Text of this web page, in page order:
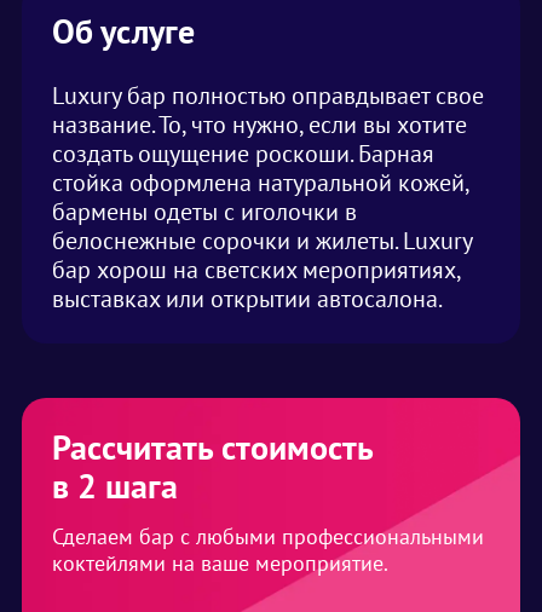
Об услуге
Luxury бар полностью оправдывает свое
название. То, что нужно, если вы хотите
создать ощущение роскоши. Барная
стойка оформлена натуральной кожей,
бармены одеты с иголочки в
белоснежные сорочки и жилеты. Luxury
бар хорош на светских мероприятиях,
выставках или открытии автосалона.
Рассчитать стоимость
в 2 шага
Сделаем бар с любыми профессиональными
коктейлями на ваше мероприятие.